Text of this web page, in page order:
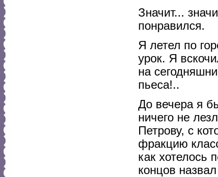
Значит...
понравился.
Я летел по
урок. Я
на
пьеса!..
До вечера я
ничего не
Петрову, с
фракцию
как хотелось
концов